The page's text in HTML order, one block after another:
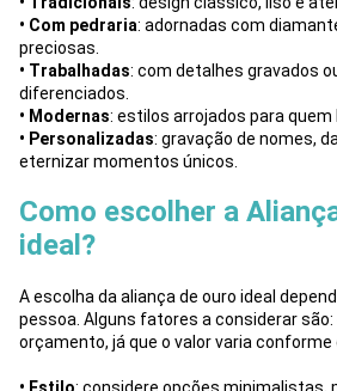
• Com pedraria: adornadas com
preciosas.
• Trabalhadas: com detalhes gravados
diferenciados.
• Modernas: estilos arrojados para quem
• Personalizadas: gravação de nomes,
eternizar momentos únicos.
Como escolher a
ideal?
A escolha da aliança de ouro ideal
pessoa. Alguns fatores a considerar
orçamento, já que o valor varia conforme